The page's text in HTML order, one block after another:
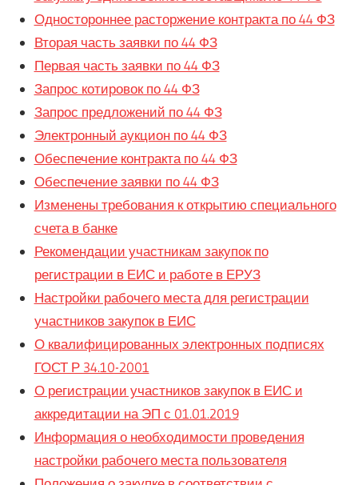
Одностороннее расторжение контракта по 44 ФЗ
Вторая часть заявки по 44 ФЗ
Первая часть заявки по 44 ФЗ
Запрос котировок по 44 ФЗ
Запрос предложений по 44 ФЗ
Электронный аукцион по 44 ФЗ
Обеспечение контракта по 44 ФЗ
Обеспечение заявки по 44 ФЗ
Изменены требования к открытию специального
счета в банке
Рекомендации участникам закупок по
регистрации в ЕИС и работе в ЕРУЗ
Настройки рабочего места для регистрации
участников закупок в ЕИС
О квалифицированных электронных подписях
ГОСТ Р 34.10-2001
О регистрации участников закупок в ЕИС и
аккредитации на ЭП с 01.01.2019
Информация о необходимости проведения
настройки рабочего места пользователя